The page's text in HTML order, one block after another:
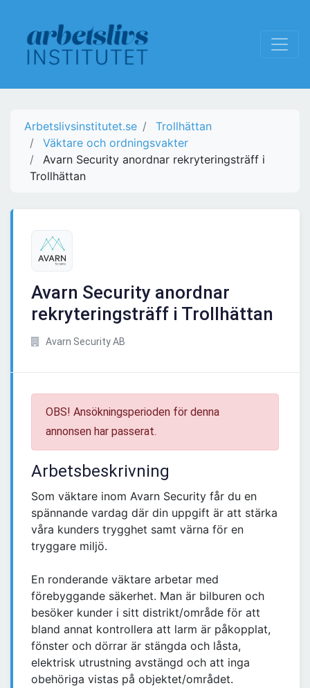
Arbetslivsinstitutet.se
Trollhättan
Väktare och ordningsvakter
Avarn Security anordnar rekryteringsträff i
Trollhättan
Avarn Security anordnar
rekryteringsträff i Trollhättan
Avarn Security AB
OBS! Ansökningsperioden för denna
annonsen har passerat.
Arbetsbeskrivning
Som väktare inom Avarn Security får du en
spännande vardag där din uppgift är att stärka
våra kunders trygghet samt värna för en
tryggare miljö.
En ronderande väktare arbetar med
förebyggande säkerhet. Man är bilburen och
besöker kunder i sitt distrikt/område för att
bland annat kontrollera att larm är påkopplat,
fönster och dörrar är stängda och låsta,
elektrisk utrustning avstängd och att inga
obehöriga vistas på objektet/området.